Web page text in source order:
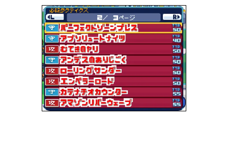
220A0809 00000063
220A093A 00000063
220A093C 00000063
220A093E 00000063
220A0940 00000063
220A0942 00000063
220A0944 00000063